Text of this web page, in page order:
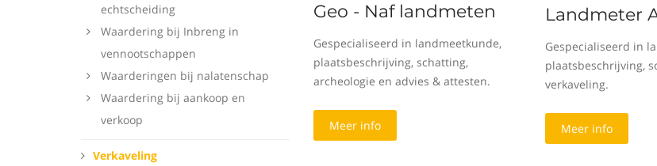
echtscheiding
Waardering bij Inbreng in
vennootschappen
Waarderingen bij nalatenschap
Waardering bij aankoop en
verkoop
Verkaveling
Geo - Naf landmeten
Gespecialiseerd in landmeetkunde,
plaatsbeschrijving, schatting,
archeologie en advies & attesten.
Meer info
Landmeter
Gespecialiseerd in
plaatsbeschrijving,
verkaveling.
Meer info